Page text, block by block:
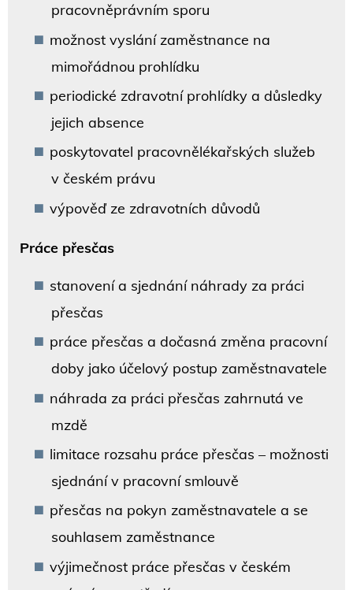
pracovněprávním sporu
možnost vyslání zaměstnance na
mimořádnou prohlídku
periodické zdravotní prohlídky a důsledky
jejich absence
poskytovatel pracovnělékařských služeb
v českém právu
výpověď ze zdravotních důvodů
Práce přesčas
stanovení a sjednání náhrady za práci
přesčas
práce přesčas a dočasná změna pracovní
doby jako účelový postup zaměstnavatele
náhrada za práci přesčas zahrnutá ve
mzdě
limitace rozsahu práce přesčas – možnosti
sjednání v pracovní smlouvě
přesčas na pokyn zaměstnavatele a se
souhlasem zaměstnance
výjimečnost práce přesčas v českém